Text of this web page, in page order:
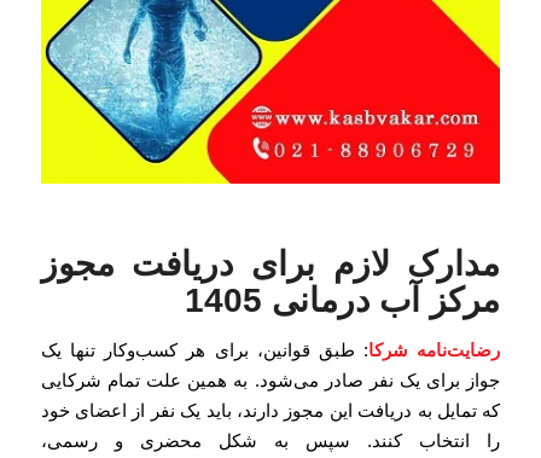
مدارک لازم برای دریافت مجوز
مرکز آب درمانی 1405
رضایت‌نامه شرکا: طبق قوانین، برای هر کسب‌وکار تنها یک
جواز برای یک نفر صادر می‌شود. به همین علت تمام شرکایی
که تمایل به دریافت این مجوز دارند، باید یک نفر از اعضای خود
را انتخاب کنند. سپس به شکل محضری و رسمی،